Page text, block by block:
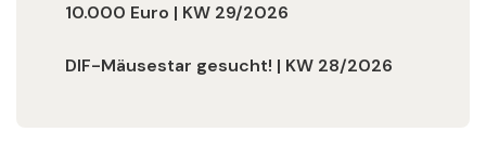
10.000 Euro | KW 29/2026
DIF-Mäusestar gesucht! | KW 28/2026